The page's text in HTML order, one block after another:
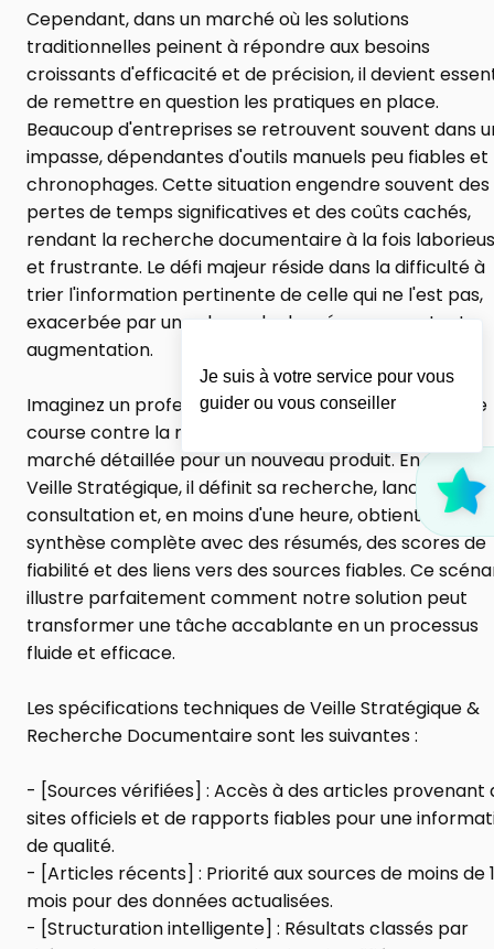
Cependant, dans un marché où les solutions
traditionnelles peinent à répondre aux besoins
croissants d'efficacité et de précision, il devient
de remettre en question les pratiques en place.
Beaucoup d'entreprises se retrouvent souvent dans
impasse, dépendantes d'outils manuels peu fiables et
chronophages. Cette situation engendre souvent des
pertes de temps significatives et des coûts cachés,
rendant la recherche documentaire à la fois
et frustrante. Le défi majeur réside dans la difficulté à
trier l'information pertinente de celle qui ne l'est pas,
exacerbée par un volume de données en constante
augmentation.
Imaginez un professionnel du marketing qui, dans une
course contre la montre, doit fournir une analyse de
marché détaillée pour un nouveau produit. En utilisant
Veille Stratégique, il définit sa recherche, lance la
consultation et, en moins d'une heure, obtient une
synthèse complète avec des résumés, des scores de
fiabilité et des liens vers des sources fiables. Ce
illustre parfaitement comment notre solution peut
transformer une tâche accablante en un processus
fluide et efficace.
Les spécifications techniques de Veille Stratégique &
Recherche Documentaire sont les suivantes :
- [Sources vérifiées] : Accès à des articles provenant
sites officiels et de rapports fiables pour une
de qualité.
- [Articles récents] : Priorité aux sources de moins de
mois pour des données actualisées.
- [Structuration intelligente] : Résultats classés par
Je suis à votre service pour vous
guider ou vous conseiller